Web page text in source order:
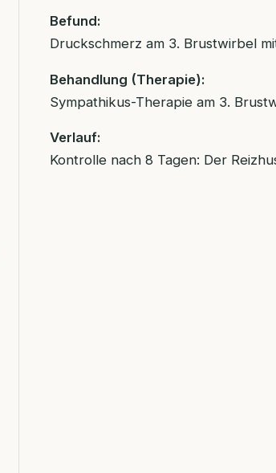
Befund:
Druckschmerz am 3. Brustwirbel
Behandlung (Therapie):
Sympathikus-Therapie am 3.
Verlauf:
Kontrolle nach 8 Tagen: Der